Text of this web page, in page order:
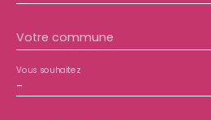
Votre commune
-
Vous souhaitez